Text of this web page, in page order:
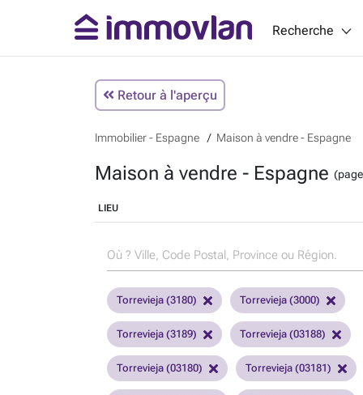
Recherche
Retour à l'aperçu
Immobilier - Espagne Maison à vendre - Espagne
Maison à vendre - Espagne
LIEU
Torrevieja (3180) Torrevieja (3000)
Torrevieja (3189) Torrevieja (03188)
Torrevieja (03180) Torrevieja (03181)